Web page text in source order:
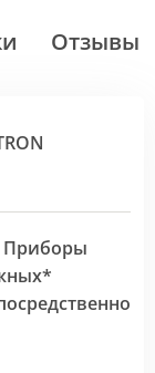
Отзывы
Приборы